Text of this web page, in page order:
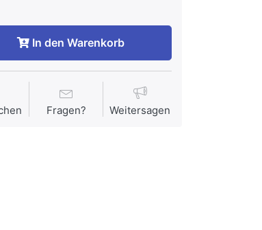
In den Warenkorb
Fragen? Weitersagen